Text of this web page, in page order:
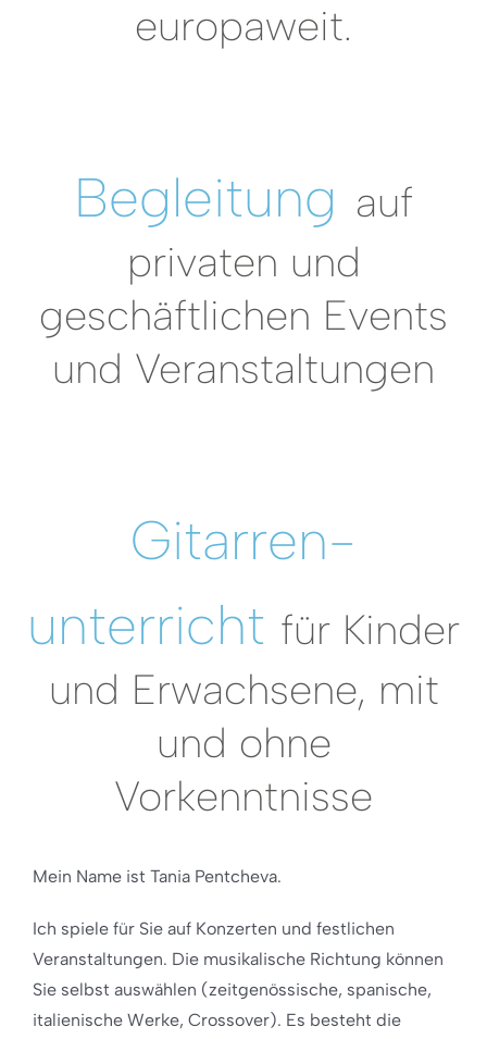
europaweit.
Begleitung auf
privaten und
geschäftlichen Events
und Veranstaltungen
Gitarren-
unterricht für Kinder
und Erwachsene, mit
und ohne
Vorkenntnisse
Mein Name ist Tania Pentcheva.
Ich spiele für Sie auf Konzerten und festlichen
Veranstaltungen. Die musikalische Richtung können
Sie selbst auswählen (zeitgenössische, spanische,
italienische Werke, Crossover). Es besteht die